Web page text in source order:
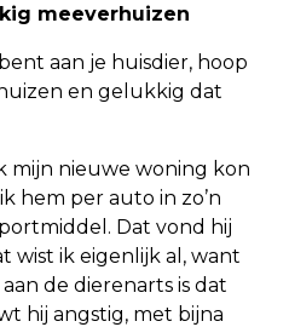
meeverhuizen
aan je huisdier, hoop
en gelukkig dat
mijn nieuwe woning kon
hem per auto in zo’n
Dat vond hij
wist ik eigenlijk al, want
de dierenarts is dat
hij angstig, met bijna